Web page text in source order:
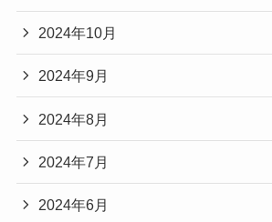
2024年10月
2024年9月
2024年8月
2024年7月
2024年6月